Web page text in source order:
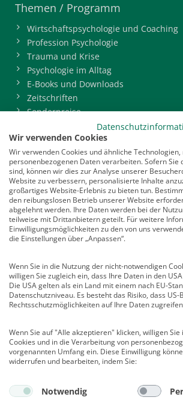
Themen / Programm
Wirtschaftspsychologie und Coaching
Profession Psychologie
Trauma und Krise
Psychologie im Alltag
E-Books und Downloads
Zeitschriften
Sonderpreise
BDP-Mitgliederbereich
Service
Newsletter
Mediadaten
Infocenter
Veranstaltungen
Nachrichten
Abo kündigen
Vertrag widerrufen
Kontakt
Am Köllnischen Park 2
10179 Berlin
E-Mail:verlag@psychologenverlag.de
Leserservice:
Wir verwenden Cookies
Wir verwenden Cookies und ähnliche
personenbezogenen Daten verarbeiten. Sofern Sie
sind, können wir dies zur Analyse unserer
Website zu verbessern, personalisierte Inhalte
großartiges Website-Erlebnis zu bieten tun.
den reibungslosen Betrieb unserer Website
abgelehnt werden. Ihre Daten werden bei der
teilweise mit Drittanbietern geteilt. Für weitere
Einwilligungsmöglichkeiten zu den von uns
die Einstellungen über „Anpassen“.
Wenn Sie in die Nutzung der nicht-notwendigen
willigen Sie zugleich ein, dass Ihre Daten in den
Die USA gelten als ein Land mit einem nach EU-
Datenschutzniveau. Es besteht das Risiko, dass
Rechtsschutzmöglichkeiten auf Ihre Daten
Wenn Sie auf "Alle akzeptieren" klicken, willigen
Cookies und in die Verarbeitung von
vorgenannten Umfang ein. Diese Einwilligung
widerrufen und bearbeiten, indem Sie:
Notwendig